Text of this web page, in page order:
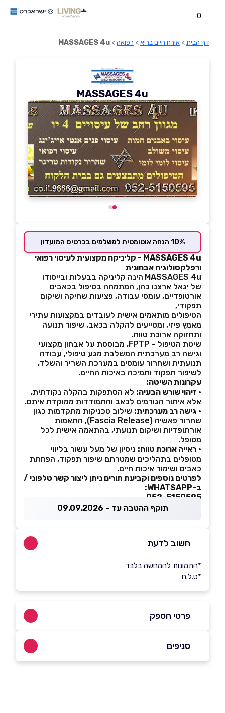
0
דף הבית> אורח חיים בריא> רפואה>
MASSAGES 4u
MASSAGES 4u
10% הנחה אוטומטית למשלמים בכרטיס המועדון
MASSAGES 4u - קליניקה מקצועית לעיסוי רפואי
ורפלקסולוגיה אבחונית
MASSAGES 4u הינה קליניקה בבעלות ובייסודו
של יגאל ארצנו כהן, המתמחה בטיפול בכאבים
אורטופדיים, עומסי עבודה, פציעות שחיקה ושיקום
תפקודי,
הטיפולים מותאמים אישית לעובדים במקצועות עתירי
מאמץ פיזי, ומסייעים להקלה בכאב, שיפור תנועה
ותחזוקה ארוכת טווח.
שיטת הטיפול - FPTP, מבוססת על אבחון מקצועי
וגישה רב מערכתית המשלבת מגע טיפולי, עבודה
תנועתית ושחרור עומסים במערכת השריר והשלד,
לשיפור תפקוד ותמיכה באיכות החיים.
עקרונות השיטה:
• זיהוי שורש הבעיה: לא הסתפקות בהקלה נקודתית,
אלא איתור הגורמים לכאב והתמודדות ממוקדת איתם.
• גישה רב מערכתית: שילוב טכניקות מתקדמות כגון
שחרור פאשיה (Fascia Release), התאמות
אורתופדיות ושיקום תנועתי, בהתאמה אישית לכל
מטופל.
• ראייה ארוכת טווח: ניסיון של מעל עשור בליווי
מטופלים בתהליכים שמטרתם שיפור תפקוד, הפחתת
כאבים ושימור איכות חיים.
לפרטים נוספים וקביעת תורים ניתן ליצור קשר טלפוני /
ב-WHATSAPP:
052-5150595
תוקף ההטבה עד - 09.09.2026
חשוב לדעת
*התמונות להמחשה בלבד
*ט.ל.ח
פרטי הספק
בפייסבוק באינסטגרם בוואטסאפ
סניפים